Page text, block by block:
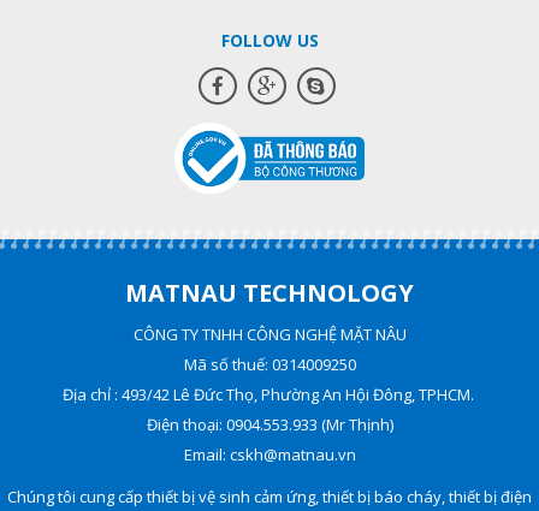
FOLLOW US
MATNAU TECHNOLOGY
CÔNG TY TNHH CÔNG NGHỆ MẶT NÂU
Mã số thuế: 0314009250
Địa chỉ : 493/42 Lê Đức Thọ, Phường An Hội Đông, TPHCM.
Điện thoại: 0904.553.933 (Mr Thịnh)
Email: cskh@matnau.vn
Chúng tôi cung cấp thiết bị vệ sinh cảm ứng, thiết bị báo cháy, thiết bị điện